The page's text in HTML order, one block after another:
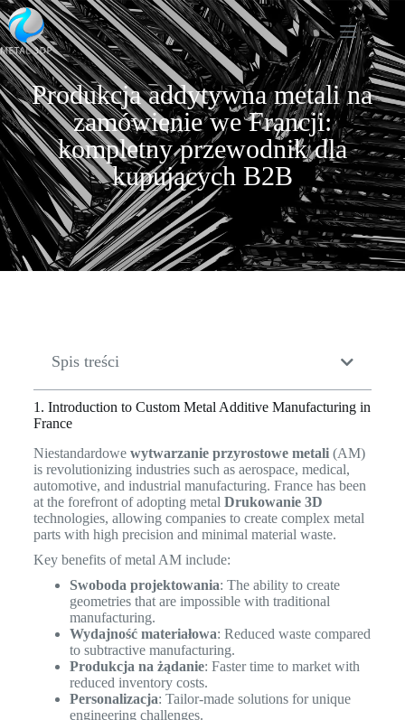
Produkcja addytywna metali na
zamówienie we Francji:
kompletny przewodnik dla
kupujących B2B
Spis treści
1. Introduction to Custom Metal Additive Manufacturing in
France
Niestandardowe wytwarzanie przyrostowe metali(AM)
is revolutionizing industries such as aerospace, medical,
automotive, and industrial manufacturing. France has been
at the forefront of adopting metal Drukowanie 3D
technologies, allowing companies to create complex metal
parts with high precision and minimal material waste.
Key benefits of metal AM include:
Swoboda projektowania: The ability to create
geometries that are impossible with traditional
manufacturing.
Wydajność materiałowa: Reduced waste compared
to subtractive manufacturing.
Produkcja na żądanie: Faster time to market with
reduced inventory costs.
Personalizacja: Tailor-made solutions for unique
engineering challenges.